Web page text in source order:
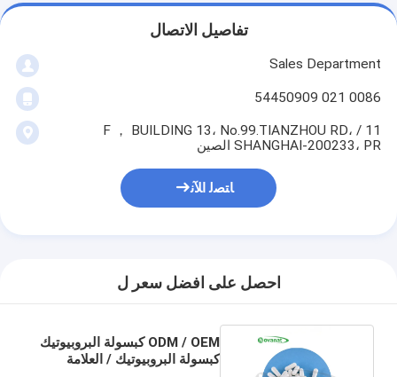
تفاصيل الاتصال
Sales Department
0086 021 54450909
11 / F ， BUILDING 13، No.99.TIANZHOU RD،
SHANGHAI-200233، PR الصين
ﺎﺘﺼﻟ ﺍﻶﻧ
احصل على افضل سعر ل
ODM / OEM كبسولة البروبيوتيك
كبسولة البروبيوتيك / العلامة